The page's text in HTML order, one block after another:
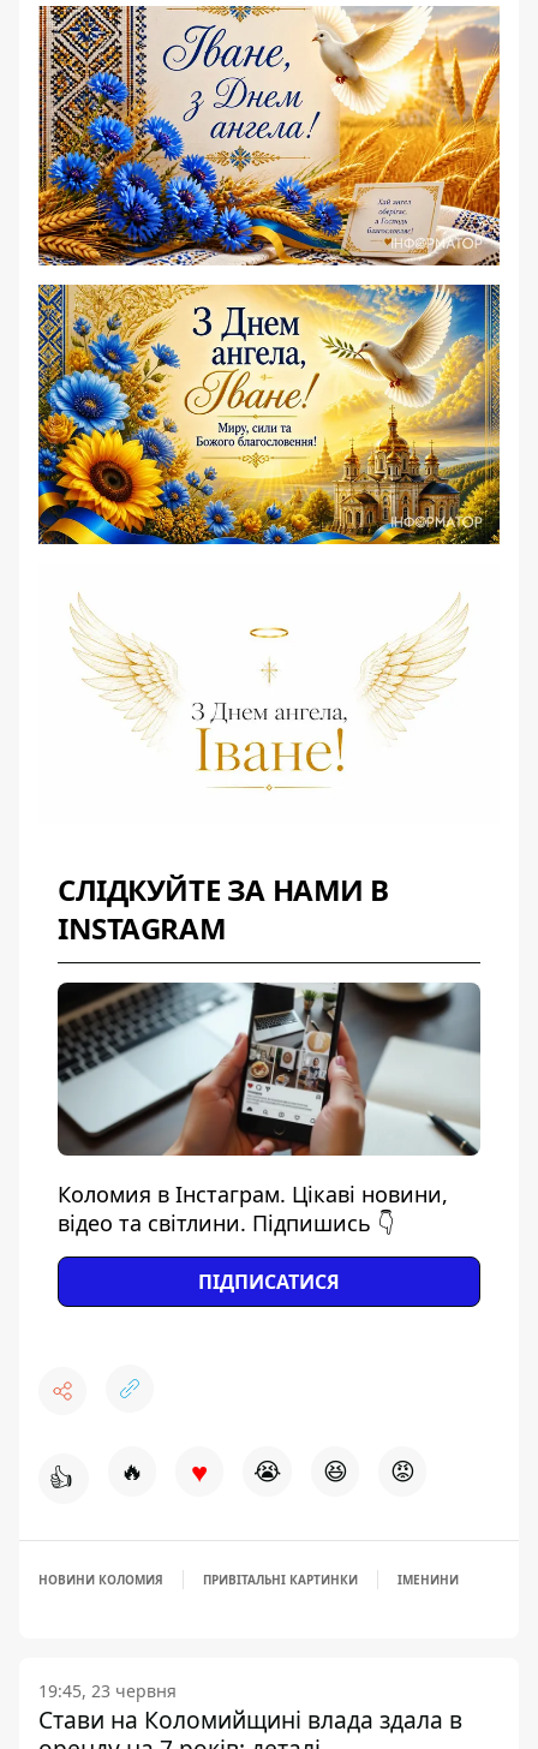
СЛІДКУЙТЕ ЗА НАМИ В
INSTAGRAM
Коломия в Інстаграм. Цікаві новини,
відео та світлини. Підпишись 👇
ПІДПИСАТИСЯ
👍 🔥 ♥ 😭 😆 😡
НОВИНИ КОЛОМИЯ ПРИВІТАЛЬНІ КАРТИНКИ ІМЕНИНИ
19:45, 23 червня
Стави на Коломийщині влада здала в